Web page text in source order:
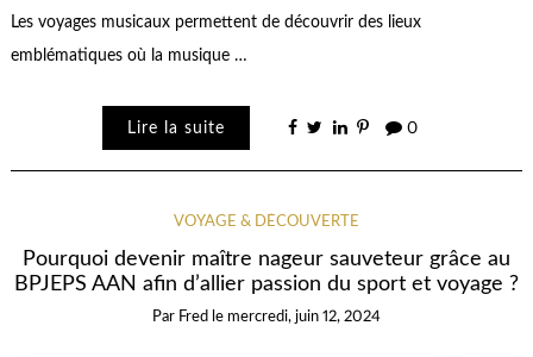
Les voyages musicaux permettent de découvrir des lieux
emblématiques où la musique …
Lire la suite 0
VOYAGE & DÉCOUVERTE
Pourquoi devenir maître nageur sauveteur grâce au
BPJEPS AAN afin d’allier passion du sport et voyage ?
Par Fred le mercredi, juin 12, 2024